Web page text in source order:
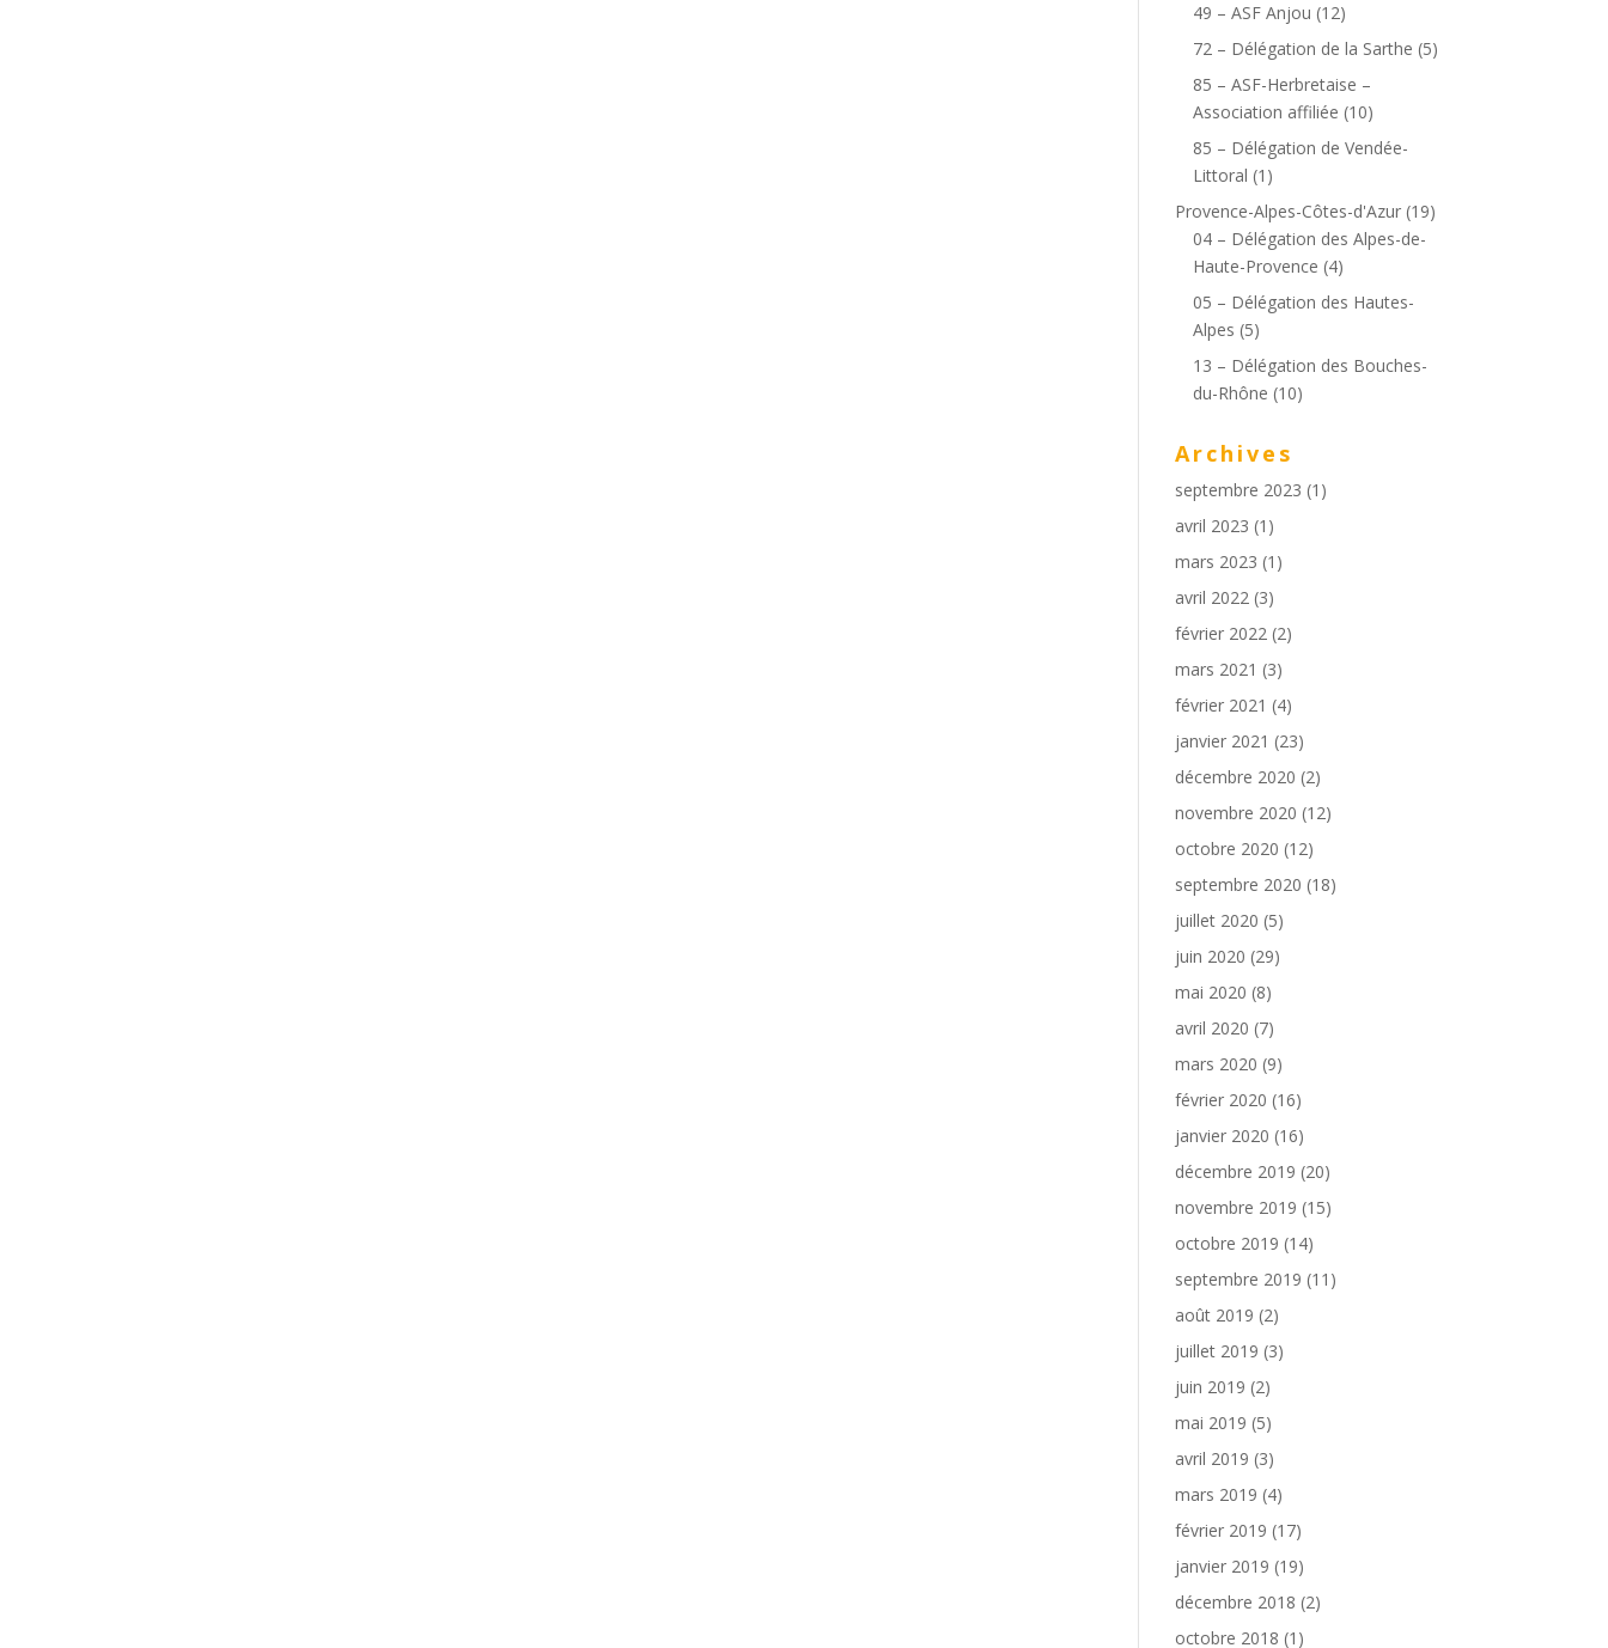
49 – ASF Anjou (12)
72 – Délégation de la Sarthe (5)
85 – ASF-Herbretaise –
Association affiliée (10)
85 – Délégation de Vendée-
Littoral (1)
Provence-Alpes-Côtes-d'Azur(19)
04 – Délégation des Alpes-de-
Haute-Provence (4)
05 – Délégation des Hautes-
Alpes (5)
13 – Délégation des Bouches-
du-Rhône (10)
Archives
septembre 2023 (1)
avril 2023 (1)
mars 2023 (1)
avril 2022(3)
février 2022(2)
mars 2021 (3)
février 2021 (4)
janvier 2021 (23)
décembre 2020 (2)
novembre 2020 (12)
octobre 2020 (12)
septembre 2020 (18)
juillet 2020 (5)
juin 2020 (29)
mai 2020 (8)
avril 2020 (7)
mars 2020 (9)
février 2020 (16)
janvier 2020 (16)
décembre 2019 (20)
novembre 2019 (15)
octobre 2019 (14)
septembre 2019 (11)
août 2019 (2)
juillet 2019 (3)
juin 2019 (2)
mai 2019 (5)
avril 2019 (3)
mars 2019 (4)
février 2019 (17)
janvier 2019 (19)
décembre 2018 (2)
octobre 2018 (1)